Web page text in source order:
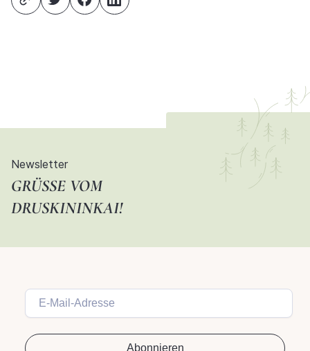
Newsletter
GRÜSSE VOM D
RUSKININKAI!